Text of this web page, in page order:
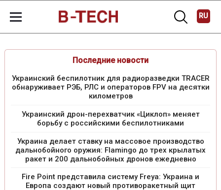
RU
Последние новости
Украинский беспилотник для радиоразведки TRACER
обнаруживает РЭБ, РЛС и операторов FPV на десятки
километров
Украинский дрон-перехватчик «Циклоп» меняет
борьбу с российскими беспилотниками
Украина делает ставку на массовое производство
дальнобойного оружия: Flamingo до трех крылатых
ракет и 200 дальнобойных дронов ежедневно
Fire Point представила систему Freya: Украина и
Европа создают новый противоракетный щит